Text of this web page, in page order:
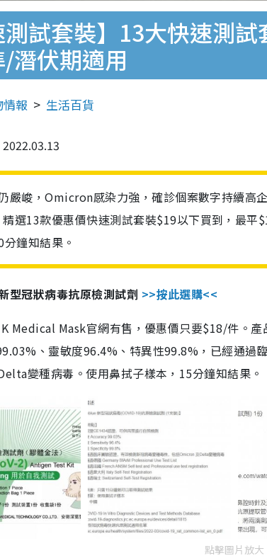
測試套裝】13大快速測
潛伏期適用
報 生活百貨
2022.03.13
嚴峻，Omicron感染力強，確診個案數字持續高
選13款優惠價快速測試套裝$19以下買到，最
鐘知結果。
型冠狀病毒抗原檢測試劑 >>按此選購<<
Medical Mask官網有售，優惠價只要$18/件。
、靈敏度96.4%、特異性99.8%，已經通過
變種病毒。使用鼻拭子樣本，15分鐘知結果。
點擊圖片放大